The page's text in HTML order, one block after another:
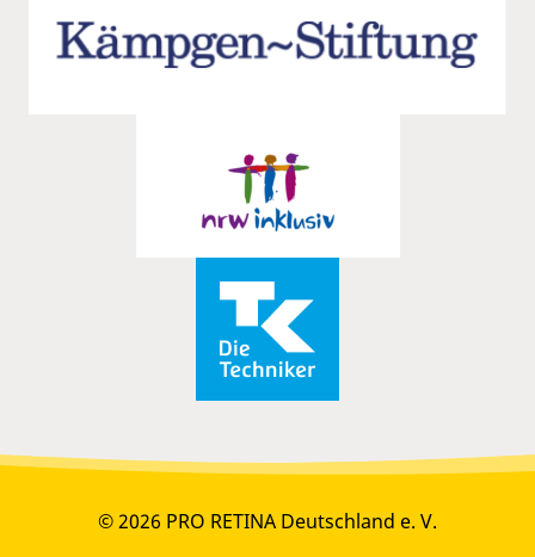
© 2026 PRO RETINA Deutschland e. V.